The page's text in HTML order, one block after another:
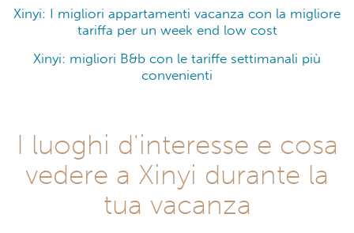
Xinyi: I migliori appartamenti vacanza con la migliore
tariffa per un week end low cost
Xinyi: migliori B&b con le tariffe settimanali più
convenienti
I luoghi d'interesse e cosa
vedere a Xinyi durante la
tua vacanza